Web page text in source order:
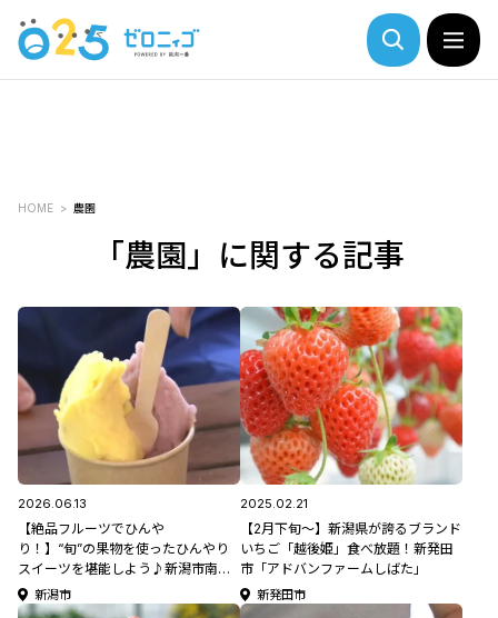
HOME 農園
「農園」に関する記事
2026.06.13
【絶品フルーツでひんや
り！】“旬”の果物を使ったひんやり
スイーツを堪能しよう♪新潟市南区
「白根グレープガーデン」【新潟の
ひんやりスポット・グルメ特集
新潟市
2025.02.21
【2月下旬～】新潟県が誇るブランド
いちご「越後姫」食べ放題！新発田
市「アドバンファームしばた」
新発田市